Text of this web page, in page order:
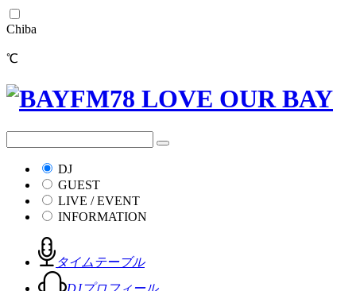
Chiba
℃
DJ
GUEST
LIVE / EVENT
INFORMATION
タイムテーブル
DJプロフィール